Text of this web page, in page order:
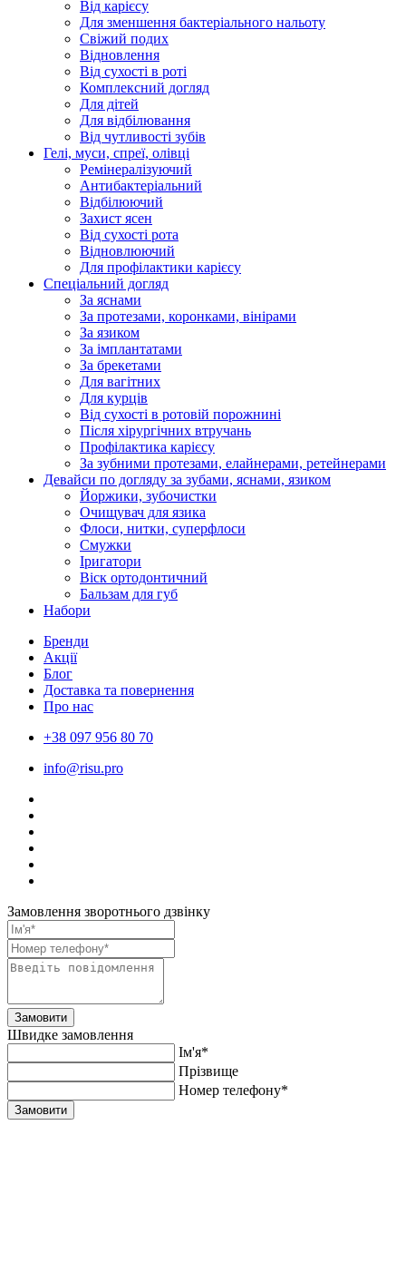
Від карієсу
Для зменшення бактеріального нальоту
Свіжий подих
Відновлення
Від сухості в роті
Комплексний догляд
Для дітей
Для відбілювання
Від чутливості зубів
Гелі, муси, спреї, олівці
Ремінералізуючий
Антибактеріальний
Відбілюючий
Захист ясен
Від сухості рота
Відновлюючий
Для профілактики карієсу
Спеціальний догляд
За яснами
За протезами, коронками, вінірами
За язиком
За імплантатами
За брекетами
Для вагітних
Для курців
Від сухості в ротовій порожнині
Після хірургічних втручань
Профілактика карієсу
За зубними протезами, елайнерами, ретейнерами
Девайси по догляду за зубами, яснами, язиком
Йоржики, зубочистки
Очищувач для язика
Флоси, нитки, суперфлоси
Смужки
Іригатори
Віск ортодонтичний
Бальзам для губ
Набори
Бренди
Акції
Блог
Доставка та повернення
Про нас
+38 097 956 80 70
info@risu.pro
Замовлення зворотнього дзвінку
Замовити
Швидке замовлення
Ім'я*
Прiзвище
Номер телефону*